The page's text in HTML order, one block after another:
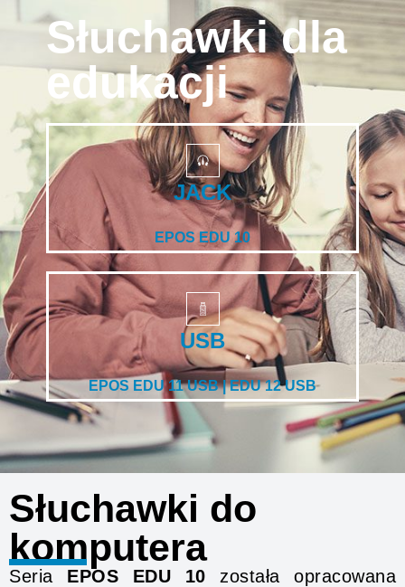
Słuchawki dla
edukacji
JACK
EPOS EDU 10
USB
EPOS EDU 11 USB | EDU 12 USB
Słuchawki do
komputera
Seria EPOS EDU 10 została opracowana